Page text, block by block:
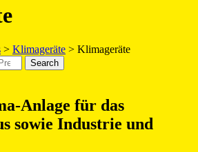
> Klimageräte > Klimageräte
Search
Anlage für das
sowie Industrie und